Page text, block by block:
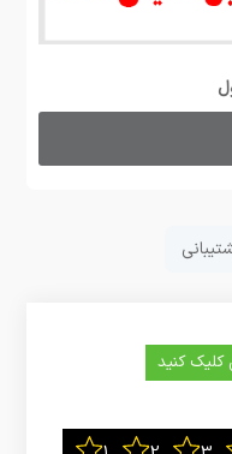
کلیک کنید